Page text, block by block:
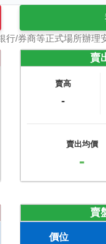
行/券商等正式場所辦理
賣
賣高
-
賣出均價
-
賣
價位